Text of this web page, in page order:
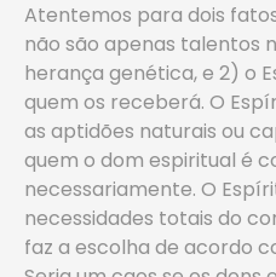
Atentemos para dois
não são apenas talentos
herança genética, e 2) o
quem os receberá. O
as aptidões naturais ou
quem o dom espiritual é
necessariamente. O
necessidades totais do
faz a escolha de acordo